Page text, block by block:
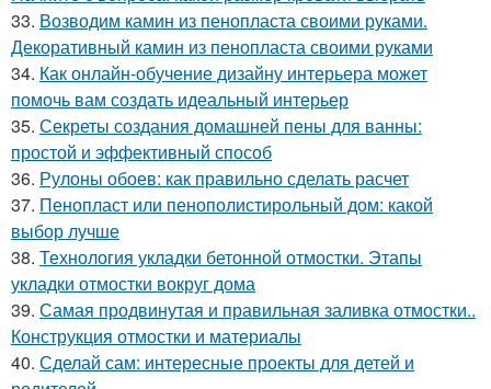
33. Возводим камин из пенопласта своими руками.
Декоративный камин из пенопласта своими руками
34. Как онлайн-обучение дизайну интерьера может
помочь вам создать идеальный интерьер
35. Секреты создания домашней пены для ванны:
простой и эффективный способ
36. Рулоны обоев: как правильно сделать расчет
37. Пенопласт или пенополистирольный дом: какой
выбор лучше
38. Технология укладки бетонной отмостки. Этапы
укладки отмостки вокруг дома
39. Самая продвинутая и правильная заливка отмостки..
Конструкция отмостки и материалы
40. Сделай сам: интересные проекты для детей и